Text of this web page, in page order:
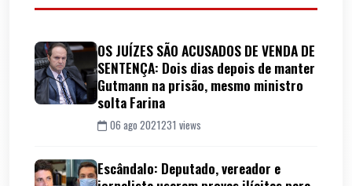
OS JUÍZES SÃO ACUSADOS DE VENDA DE
SENTENÇA: Dois dias depois de manter
Gutmann na prisão, mesmo ministro
solta Farina
06 ago 2021231 views
Escândalo: Deputado, vereador e